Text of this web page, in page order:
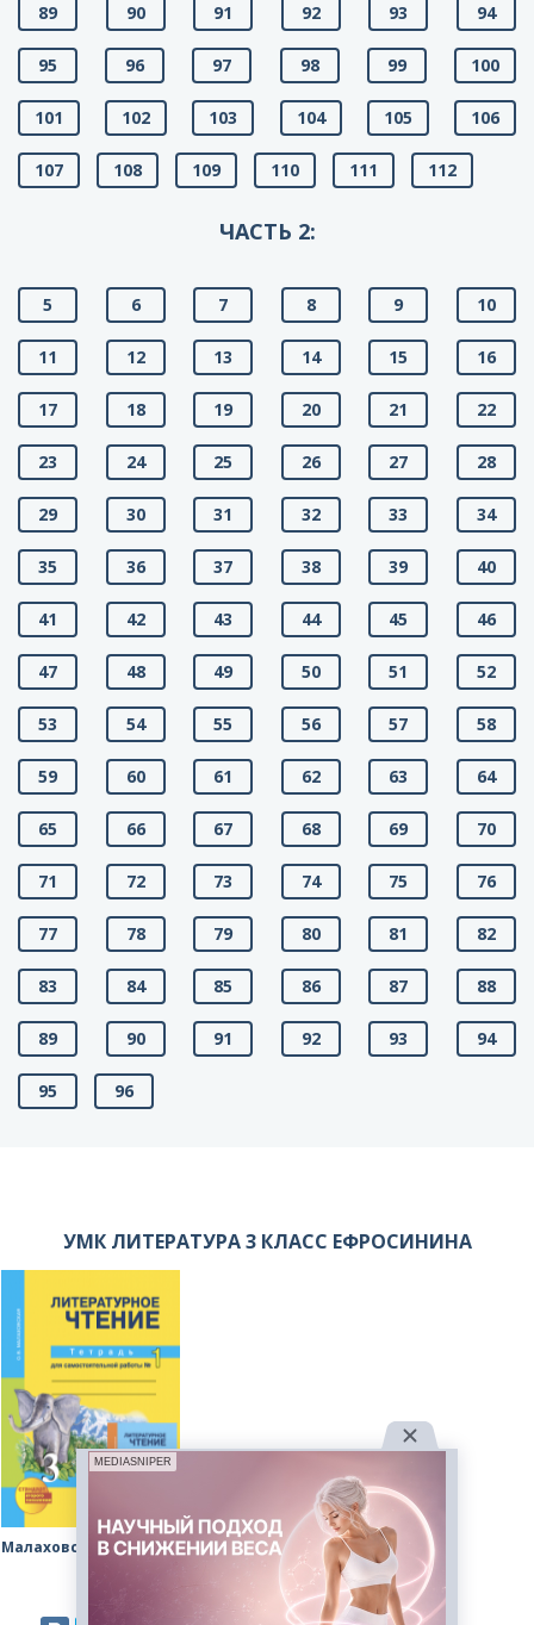
89 90 91 92 93 94
95 96 97 98 99 100
101 102 103 104 105 106
107 108 109 110 111 112
ЧАСТЬ 2:
5 6 7 8 9 10
11 12 13 14 15 16
17 18 19 20 21 22
23 24 25 26 27 28
29 30 31 32 33 34
35 36 37 38 39 40
41 42 43 44 45 46
47 48 49 50 51 52
53 54 55 56 57 58
59 60 61 62 63 64
65 66 67 68 69 70
71 72 73 74 75 76
77 78 79 80 81 82
83 84 85 86 87 88
89 90 91 92 93 94
95 96
УМК ЛИТЕРАТУРА 3 КЛАСС ЕФРОСИНИНА
Малаховская рабочая тетрадь
MEDIASNIPER